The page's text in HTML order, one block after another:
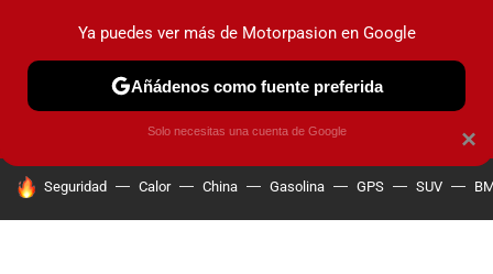
PRUEBAS COCHES ELÉCTRICOS OBSERVATORIO
HOY SE HABLA DE
Seguridad Calor China Gasolina GPS SUV
×
Ya puedes ver más de Motorpasion en Google
Añádenos como fuente preferida
Solo necesitas una cuenta de Google